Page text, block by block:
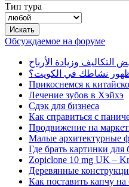
Тип тура
Обсуждаемое на форуме
وزيادة الأرباح
ظهور نشاطك في الكويت؟
Прикоснемся к
Лечение зубов в Хэйхэ
Сдэк для бизнеса
Как справиться с
Продвижение на
Малые архитектурные
Где брать картинки для
Zopiclone 10 mg UK –
Деревянные
Как поставить капчу